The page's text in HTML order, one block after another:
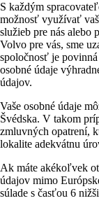
S každým
možnosť využívať
služieb pre nás alebo
Volvo pre vás, sme
spoločnosť je
osobné údaje
údajov.
Vaše osobné údaje
Švédska. V takom
zmluvných opatrení,
lokalite adekvátnu
Ak máte akékoľvek
údajov mimo
súlade s časťou 6